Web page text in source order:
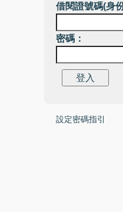
借閱證號碼(身
密碼：
設定密碼指引